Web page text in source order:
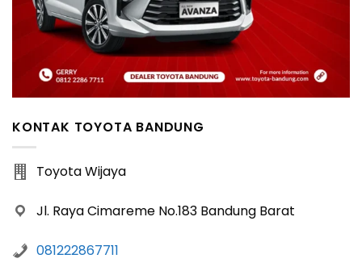
KONTAK TOYOTA BANDUNG
Toyota Wijaya
Jl. Raya Cimareme No.183 Bandung Barat
081222867711